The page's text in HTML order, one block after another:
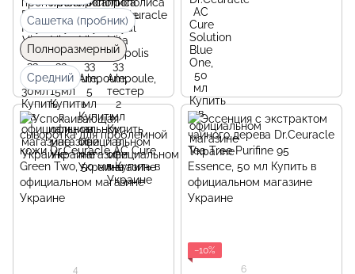
Сашетка (пробник)
Полноразмерный
Средний
4
−10%
6